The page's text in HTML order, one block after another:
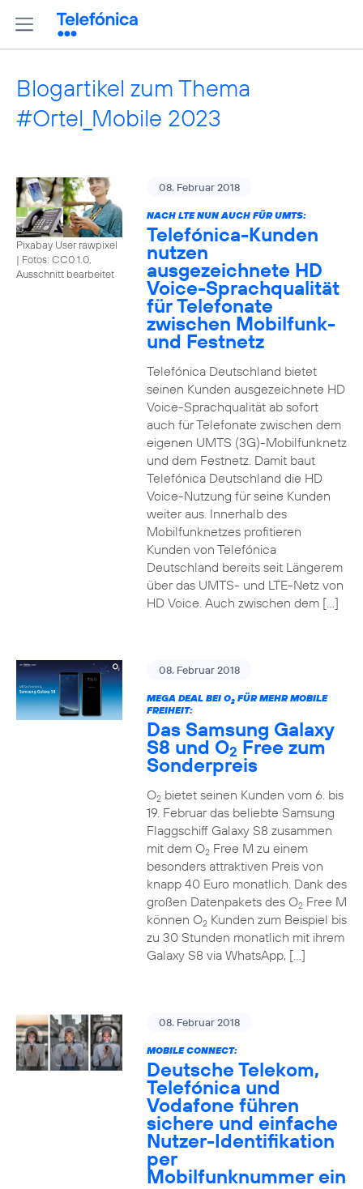
Blogartikel zum Thema
#Ortel_Mobile 2023
Pixabay User rawpixel
| Fotos: CC0 1.0,
Ausschnitt bearbeitet
08. Februar 2018
NACH LTE NUN AUCH FÜR UMTS:
Telefónica-Kunden
nutzen
ausgezeichnete HD
Voice-Sprachqualität
für Telefonate
zwischen Mobilfunk-
und Festnetz
Telefónica Deutschland bietet
seinen Kunden ausgezeichnete HD
Voice-Sprachqualität ab sofort
auch für Telefonate zwischen dem
eigenen UMTS (3G)-Mobilfunknetz
und dem Festnetz. Damit baut
Telefónica Deutschland die HD
Voice-Nutzung für seine Kunden
weiter aus. Innerhalb des
Mobilfunknetzes profitieren
Kunden von Telefónica
Deutschland bereits seit Längerem
über das UMTS- und LTE-Netz von
HD Voice. Auch zwischen dem […]
08. Februar 2018
MEGA DEAL BEI O2FÜR MEHR MOBILE
FREIHEIT:
Das Samsung Galaxy
S8 und O2 Free zum
Sonderpreis
O2bietet seinen Kunden vom 6. bis
19. Februar das beliebte Samsung
Flaggschiff Galaxy S8 zusammen
mit dem O2Free M zu einem
besonders attraktiven Preis von
knapp 40 Euro monatlich. Dank des
großen Datenpakets des O2Free M
können O2Kunden zum Beispiel bis
zu 30 Stunden monatlich mit ihrem
Galaxy S8 via WhatsApp, […]
08. Februar 2018
MOBILE CONNECT:
Deutsche Telekom,
Telefónica und
Vodafone führen
sichere und einfache
Nutzer-Identifikation
per
Mobilfunknummer ein